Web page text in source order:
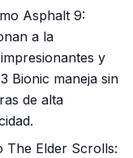
Asphalt 9:
a la
y
Bionic maneja sin
de alta
The Elder Scrolls: